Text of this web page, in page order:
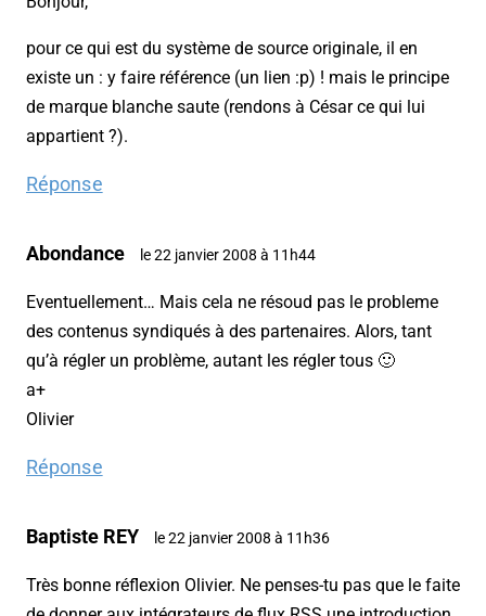
pour ce qui est du système de source originale, il en
existe un : y faire référence (un lien :p) ! mais le principe
de marque blanche saute (rendons à César ce qui lui
appartient ?).
Réponse
Abondance le 22 janvier 2008 à 11h44
Eventuellement… Mais cela ne résoud pas le probleme
des contenus syndiqués à des partenaires. Alors, tant
qu’à régler un problème, autant les régler tous 🙂
a+
Olivier
Réponse
Baptiste REY le 22 janvier 2008 à 11h36
Très bonne réflexion Olivier. Ne penses-tu pas que le faite